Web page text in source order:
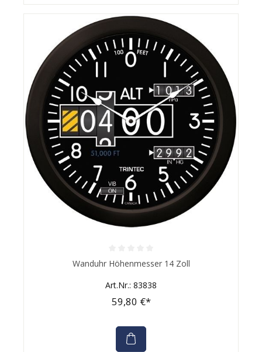
Durchschnittliche Bewertung von 0 von 5 Sternen
Wanduhr Höhenmesser 14 Zoll
Art.Nr.: 83838
59,80 €*